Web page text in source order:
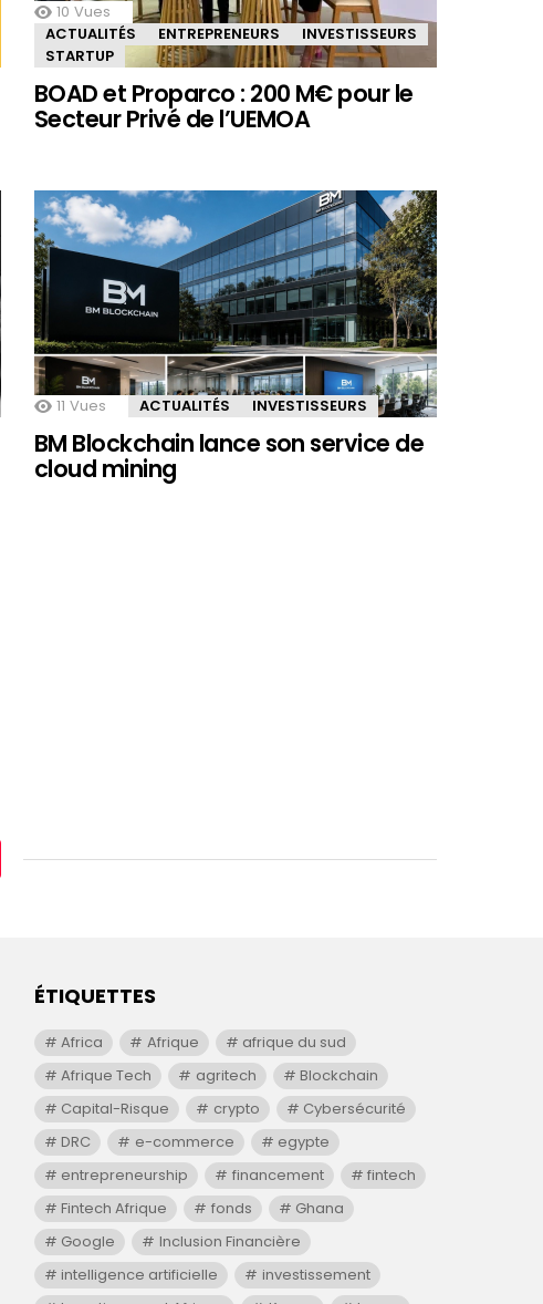
10 Vues
ACTUALITÉS
ENTREPRENEURS
INVESTISSEURS
STARTUP
BOAD et Proparco : 200 M€ pour le
Secteur Privé de l’UEMOA
11 Vues ACTUALITÉS INVESTISSEURS
BM Blockchain lance son service de
cloud mining
ÉTIQUETTES
Africa Afrique
afrique du sud
Afrique Tech
agritech
Blockchain
Capital-Risque
crypto
Cybersécurité
DRC
e-commerce
egypte
entrepreneurship
financement
fintech
Fintech Afrique
fonds
Ghana
Google
Inclusion Financière
intelligence artificielle
investissement